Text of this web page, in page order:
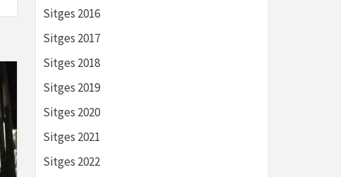
Sitges 2016
Sitges 2017
Sitges 2018
Sitges 2019
Sitges 2020
Sitges 2021
Sitges 2022